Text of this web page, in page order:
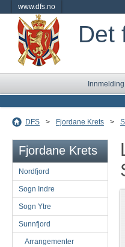
www.dfs.no
Det
DFS > Fjordane Krets >
Fjordane Krets
Nordfjord
Sogn Indre
Sogn Ytre
Sunnfjord
Arrangementer